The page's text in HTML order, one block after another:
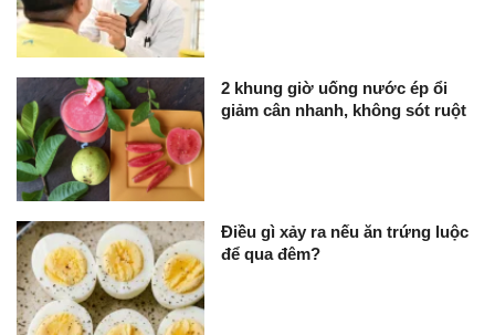
2 khung giờ uống nước ép ổi
giảm cân nhanh, không sót ruột
Điều gì xảy ra nếu ăn trứng luộc
để qua đêm?